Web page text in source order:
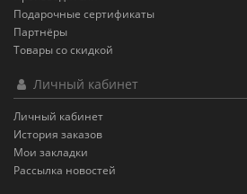
Подарочные сертификаты
Партнёры
Товары со скидкой
Личный кабинет
Личный кабинет
История заказов
Мои закладки
Рассылка новостей